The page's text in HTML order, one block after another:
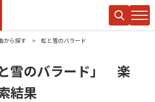
から探す 虹と雪のバラード
雪のバラード」 楽
結果